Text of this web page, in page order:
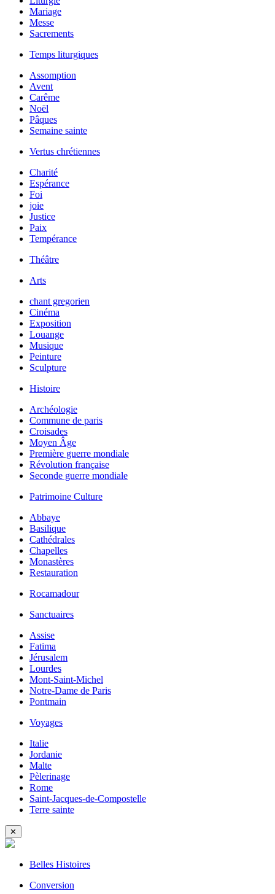
Mariage
Messe
Sacrements
Temps liturgiques
Assomption
Avent
Carême
Noël
Pâques
Semaine sainte
Vertus chrétiennes
Charité
Espérance
Foi
joie
Justice
Paix
Tempérance
Théâtre
Arts
chant gregorien
Cinéma
Exposition
Louange
Musique
Peinture
Sculpture
Histoire
Archéologie
Commune de paris
Croisades
Moyen Âge
Première guerre mondiale
Révolution française
Seconde guerre mondiale
Patrimoine Culture
Abbaye
Basilique
Cathédrales
Chapelles
Monastères
Restauration
Rocamadour
Sanctuaires
Assise
Fatima
Jérusalem
Lourdes
Mont-Saint-Michel
Notre-Dame de Paris
Pontmain
Voyages
Italie
Jordanie
Malte
Pèlerinage
Rome
Saint-Jacques-de-Compostelle
Terre sainte
✕
Belles Histoires
Conversion